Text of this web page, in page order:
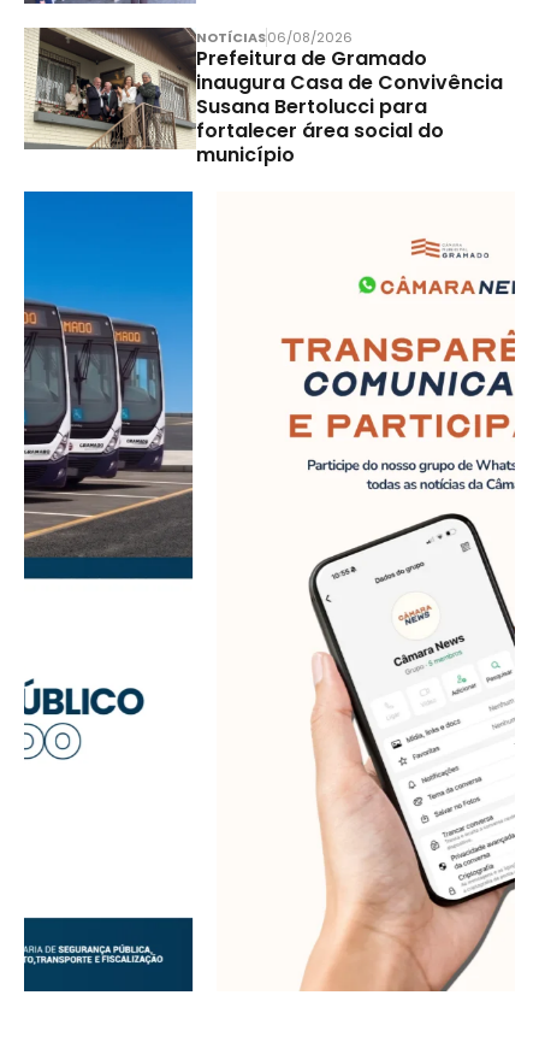
NOTÍCIAS06/08/2026
Prefeitura de Gramado
inaugura Casa de Convivência
Susana Bertolucci para
fortalecer área social do
município